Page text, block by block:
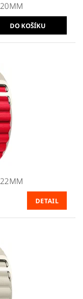
DETAIL